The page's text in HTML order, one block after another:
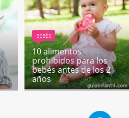
BEBÉS
10 alimentos
prohibidos para los
bebés antes de los 2
años